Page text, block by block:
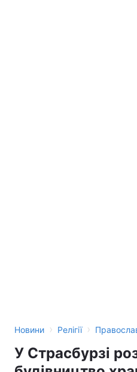
Новини › Релігії ›
У Страсбурзі